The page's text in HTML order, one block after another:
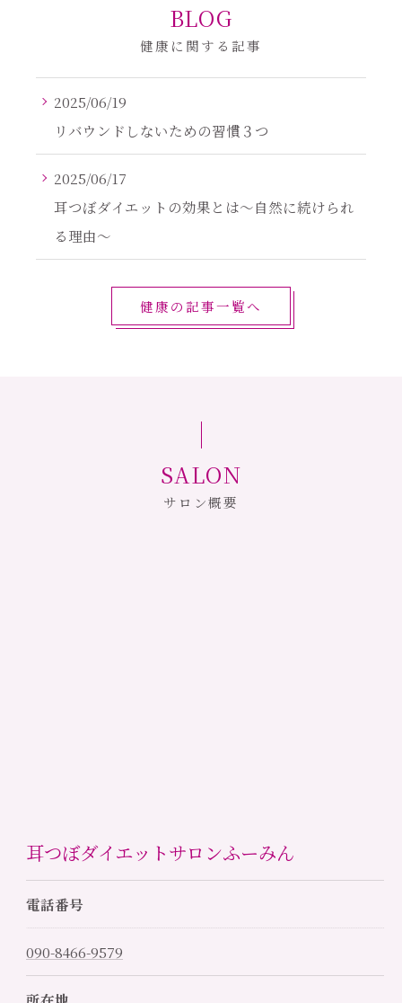
BLOG
健康に関する記事
2025/06/19
リバウンドしないための習慣３つ
2025/06/17
耳つぼダイエットの効果とは～自然に続けられ
る理由～
健康の記事一覧へ
サロン概要
SALON
耳つぼダイエットサロンふーみん
電話番号
090-8466-9579